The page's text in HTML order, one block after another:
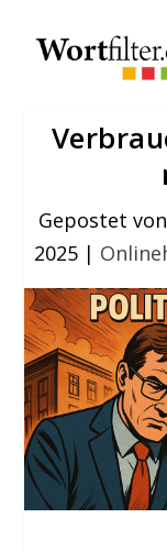
Gepostet von
2025|